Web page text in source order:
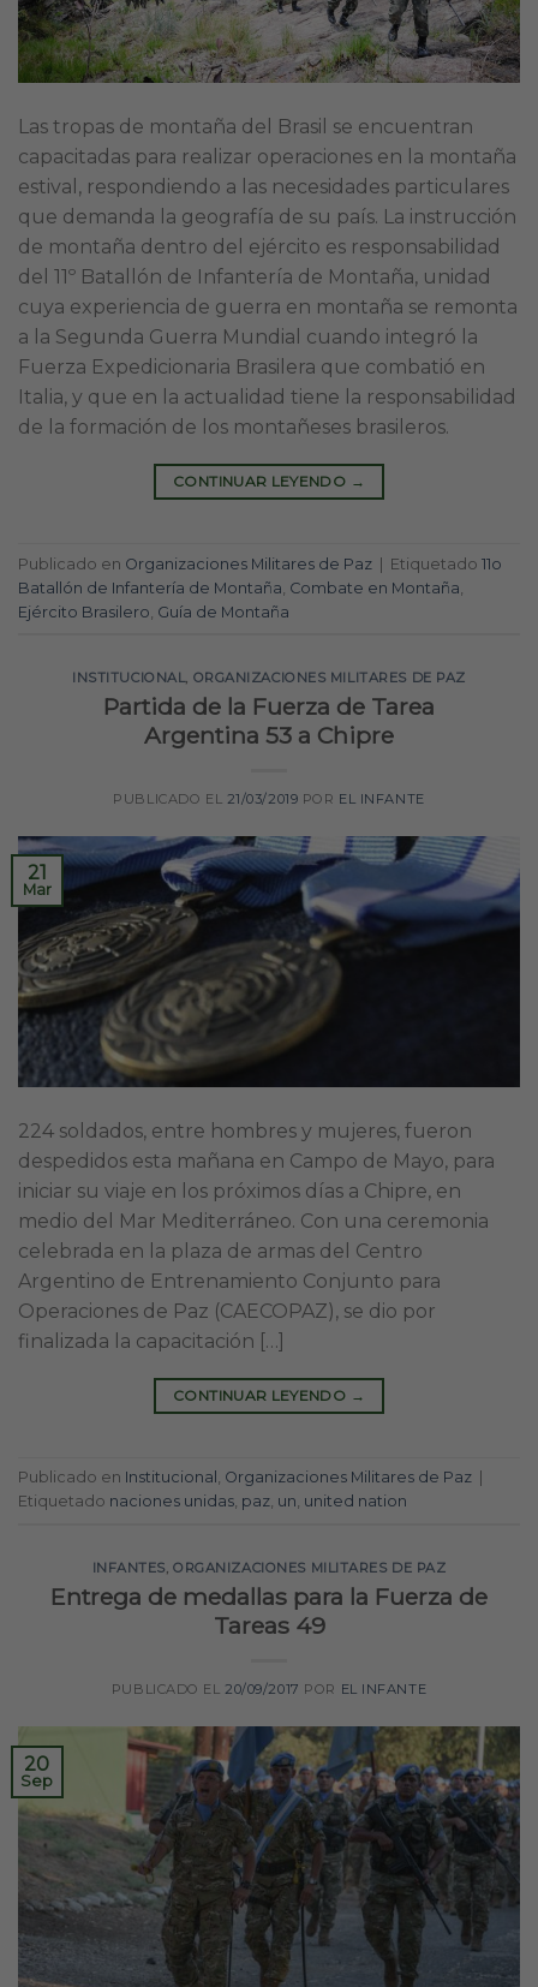
Las tropas de montaña del Brasil se encuentran
capacitadas para realizar operaciones en la montaña
estival, respondiendo a las necesidades particulares
que demanda la geografía de su país. La instrucción
de montaña dentro del ejército es responsabilidad
del 11º Batallón de Infantería de Montaña, unidad
cuya experiencia de guerra en montaña se remonta
a la Segunda Guerra Mundial cuando integró la
Fuerza Expedicionaria Brasilera que combatió en
Italia, y que en la actualidad tiene la responsabilidad
de la formación de los montañeses brasileros.
CONTINUAR LEYENDO →
Publicado en Organizaciones Militares de Paz | Etiquetado 11o
Batallón de Infantería de Montaña Combate en Montaña
Ejército Brasilero Guía de Montaña
INSTITUCIONAL, ORGANIZACIONES MILITARES DE PAZ
Partida de la Fuerza de Tarea
Argentina 53 a Chipre
PUBLICADO EL 21/03/2019 POR EL INFANTE
21
Mar
224 soldados, entre hombres y mujeres, fueron
despedidos esta mañana en Campo de Mayo, para
iniciar su viaje en los próximos días a Chipre, en
medio del Mar Mediterráneo. Con una ceremonia
celebrada en la plaza de armas del Centro
Argentino de Entrenamiento Conjunto para
Operaciones de Paz (CAECOPAZ), se dio por
finalizada la capacitación […]
CONTINUAR LEYENDO →
Publicado en Institucional , Organizaciones Militares de Paz
Etiquetado naciones unidas, paz, un, united nation
INFANTES,ORGANIZACIONES MILITARES DE PAZ
Entrega de medallas para la Fuerza de
Tareas 49
PUBLICADO EL 20/09/2017 POR EL INFANTE
20
Sep